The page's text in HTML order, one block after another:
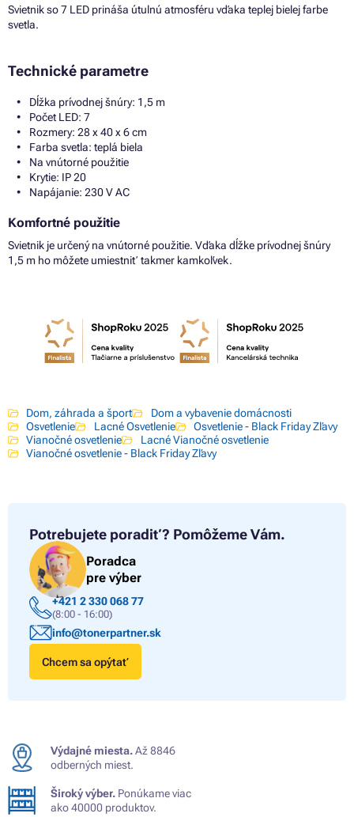
Svietnik so 7 LED prináša útulnú atmosféru vďaka teplej bielej farbe
svetla.
Technické parametre
Dĺžka prívodnej šnúry: 1,5 m
Počet LED: 7
Rozmery: 28 x 40 x 6 cm
Farba svetla: teplá biela
Na vnútorné použitie
Krytie: IP 20
Napájanie: 230 V AC
Komfortné použitie
Svietnik je určený na vnútorné použitie. Vďaka dĺžke prívodnej šnúry
1,5 m ho môžete umiestniť takmer kamkoľvek.
Dom, záhrada a šport
Dom a vybavenie domácnosti
Osvetlenie
Lacné Osvetlenie
Osvetlenie - Black Friday Zľavy
Vianočné osvetlenie
Lacné Vianočné osvetlenie
Vianočné osvetlenie - Black Friday Zľavy
Potrebujete poradiť? Pomôžeme Vám.
Poradca
pre výber
+421 2 330 068 77
(8:00 - 16:00)
info@tonerpartner.sk
Chcem sa opýtať
Výdajné miesta.Až 8846
odberných miest.
Široký výber. Ponúkame viac
ako 40000 produktov.